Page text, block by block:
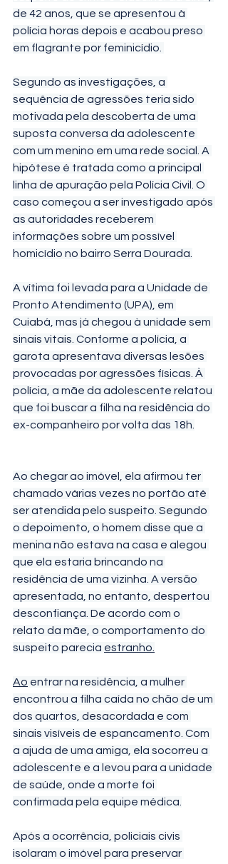
de 42 anos, que se apresentou à
polícia horas depois e acabou preso
em flagrante por feminicídio.
Segundo as investigações, a
sequência de agressões teria sido
motivada pela descoberta de uma
suposta conversa da adolescente
com um menino em uma rede social. A
hipótese é tratada como a principal
linha de apuração pela Polícia Civil. O
caso começou a ser investigado após
as autoridades receberem
informações sobre um possível
homicídio no bairro Serra Dourada.
A vítima foi levada para a Unidade de
Pronto Atendimento (UPA), em
Cuiabá, mas já chegou à unidade sem
sinais vitais. Conforme a polícia, a
garota apresentava diversas lesões
provocadas por agressões físicas. À
polícia, a mãe da adolescente relatou
que foi buscar a filha na residência do
ex-companheiro por volta das 18h.
Ao chegar ao imóvel, ela afirmou ter
chamado várias vezes no portão até
ser atendida pelo suspeito. Segundo
o depoimento, o homem disse que a
menina não estava na casa e alegou
que ela estaria brincando na
residência de uma vizinha. A versão
apresentada, no entanto, despertou
desconfiança. De acordo com o
relato da mãe, o comportamento do
suspeito parecia estranho.
Ao entrar na residência, a mulher
encontrou a filha caída no chão de um
dos quartos, desacordada e com
sinais visíveis de espancamento. Com
a ajuda de uma amiga, ela socorreu a
adolescente e a levou para a unidade
de saúde, onde a morte foi
confirmada pela equipe médica.
Após a ocorrência, policiais civis
isolaram o imóvel para preservar